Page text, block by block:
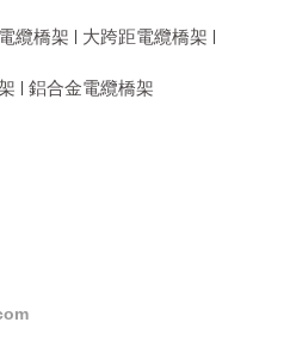
纜橋架 大跨距電纜橋架
鋁合金電纜橋架